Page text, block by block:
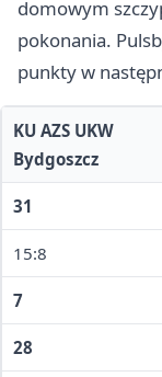
domowym
pokonania.
punkty w
KU AZS UKW
Bydgoszcz
31
15:8
7
28